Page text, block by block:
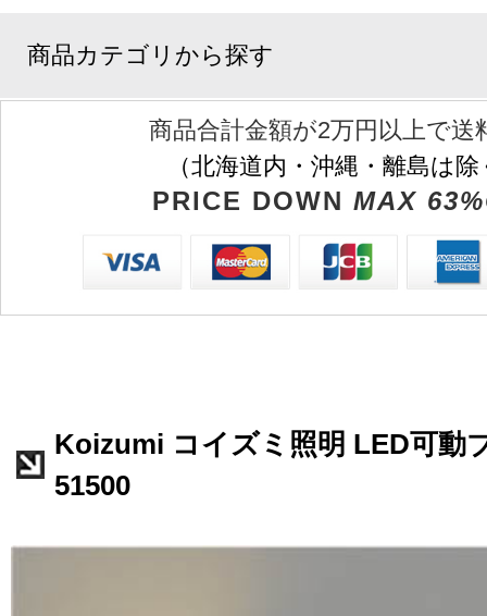
商品カテゴリから探す
商品合計金額が2万円以上で送
（北海道内・沖縄・離島は
PRICE DOWN MAX
Koizumi コイズミ照明 LED可動
51500